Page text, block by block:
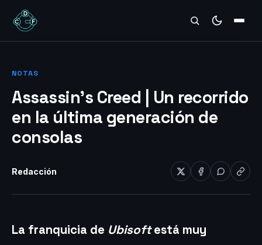
REVIEWS
NOTAS
Assassin’s Creed | Un recorrido
en la última generación de
consolas
Redacción
La franquicia de Ubisoftestá muy